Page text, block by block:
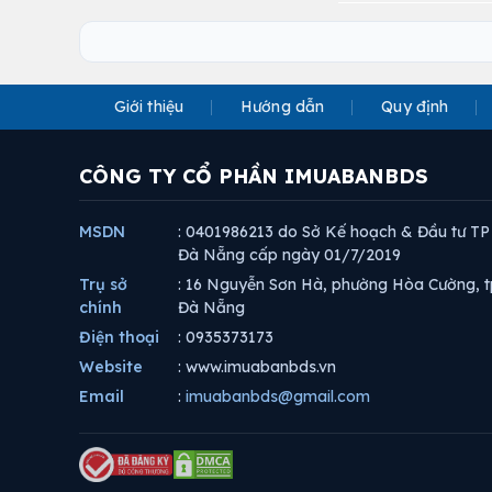
Giới thiệu Hướng dẫn Quy định
CÔNG TY CỔ PHẦN IMUABANBDS
MSDN
: 0401986213 do Sở Kế hoạch & Đầu tư TP
Đà Nẵng cấp ngày 01/7/2019
Trụ sở
chính
: 16 Nguyễn Sơn Hà, phường Hòa Cường,
Đà Nẵng
Điện thoại
: 0935373173
Website
: www.imuabanbds.vn
Email
: imuabanbds@gmail.com